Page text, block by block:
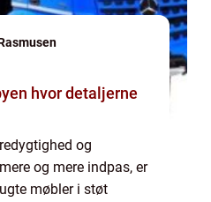
og
og mere indpas, er
møbler i støt